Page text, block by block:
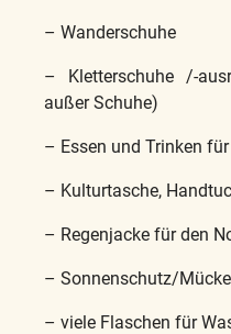
– Wanderschuhe
– Kletterschuhe /-
außer Schuhe)
– Essen und Trinken
– Kulturtasche,
– Regenjacke für den
– Sonnenschutz/
– viele Flaschen für